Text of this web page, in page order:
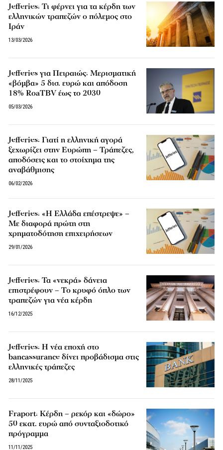
Jefferies: Τι φέρνει για τα κέρδη των
ελληνικών τραπεζών ο πόλεμος στο
Ιράν
13/03/2026
Jefferies για Πειραιώς: Μερισματική
«βόμβα» 5 δισ. ευρώ και απόδοση
18% RoaTBV έως το 2030
05/03/2026
Jefferies: Γιατί η ελληνική αγορά
ξεχωρίζει στην Ευρώπη – Τράπεζες,
αποδόσεις και το στοίχημα της
αναβάθμισης
06/02/2026
Jefferies: «Η Ελλάδα επέστρεψε» –
Με διαφορά πρώτη στη
χρηματοδότηση επιχειρήσεων
29/01/2026
Jefferies: Τα «νεκρά» δάνεια
επιστρέφουν – Το κρυφό όπλο των
τραπεζών για νέα κέρδη
16/12/2025
Jefferies: Η νέα εποχή στο
bancassurance δίνει προβάδισμα στις
ελληνικές τράπεζες
28/11/2025
Fraport: Κέρδη – ρεκόρ και «δώρο»
50 εκατ. ευρώ από συνταξιοδοτικό
πρόγραμμα
11/11/2025